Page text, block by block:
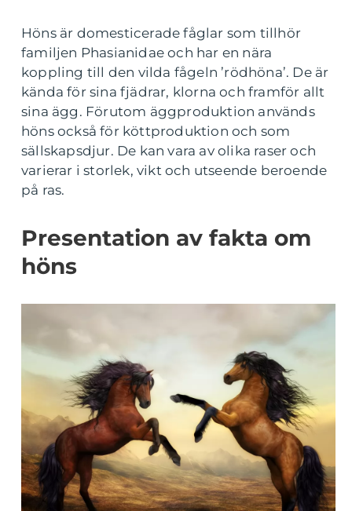
Höns är domesticerade fåglar som tillhör
familjen Phasianidae och har en nära
koppling till den vilda fågeln ’rödhöna’. De är
kända för sina fjädrar, klorna och framför allt
sina ägg. Förutom äggproduktion används
höns också för köttproduktion och som
sällskapsdjur. De kan vara av olika raser och
varierar i storlek, vikt och utseende beroende
på ras.
Presentation av fakta om
höns